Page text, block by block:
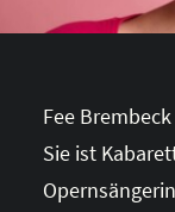
Fee
Sie ist